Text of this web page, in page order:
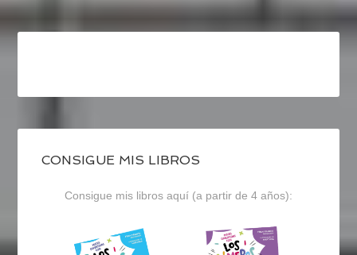
CONSIGUE MIS LIBROS
Consigue mis libros aquí (a partir de 4 años):